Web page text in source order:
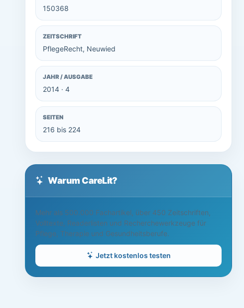
150368
ZEITSCHRIFT
PflegeRecht, Neuwied
JAHR / AUSGABE
2014 · 4
SEITEN
216 bis 224
Warum CareLit?
Mehr als 500.000 Fachartikel, über 450 Zeitschriften,
Volltexte, Readerlisten und Recherchewerkzeuge für
Pflege, Therapie und Gesundheitsberufe.
Jetzt kostenlos testen